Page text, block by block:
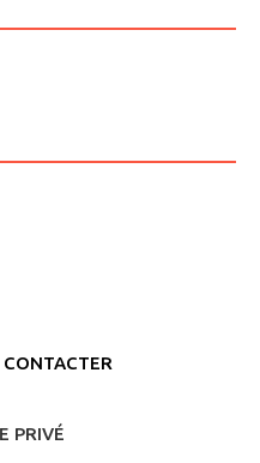
PRIVÉ